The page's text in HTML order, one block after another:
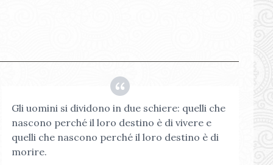
Gli uomini si dividono in due schiere: quelli che
nascono perché il loro destino è di vivere e
quelli che nascono perché il loro destino è di
morire.